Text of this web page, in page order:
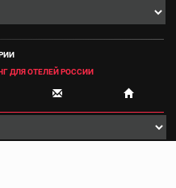
ДЛЯ ОТЕЛЕЙ РОССИИ